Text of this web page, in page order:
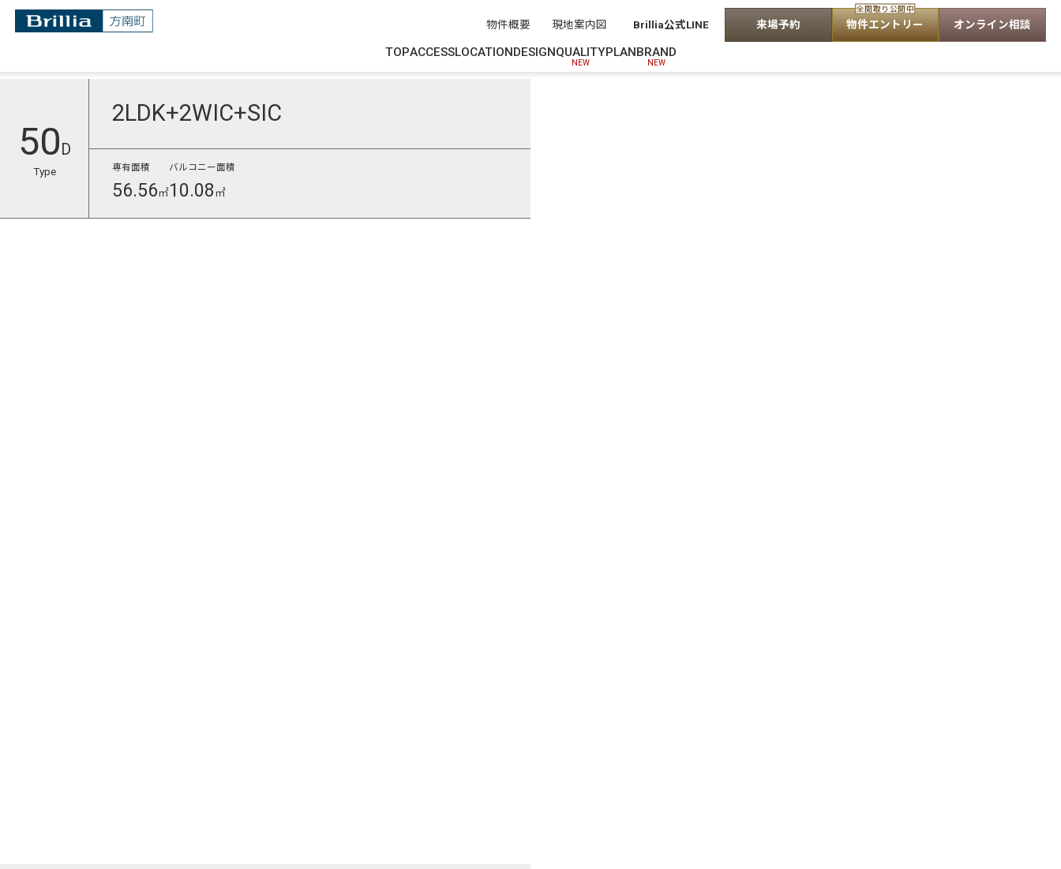
物件概要 現地案内図 Brillia公式LINE 来場予約
全間取り公開中
物件エントリー オンライン相談
TOPACCESSLOCATIONDESIGNQUALITY
NEW
PLANBRAND
NEW
50 D
Type
2LDK+2WIC+SIC
専有面積
56.56㎡
バルコニー面積
10.08㎡